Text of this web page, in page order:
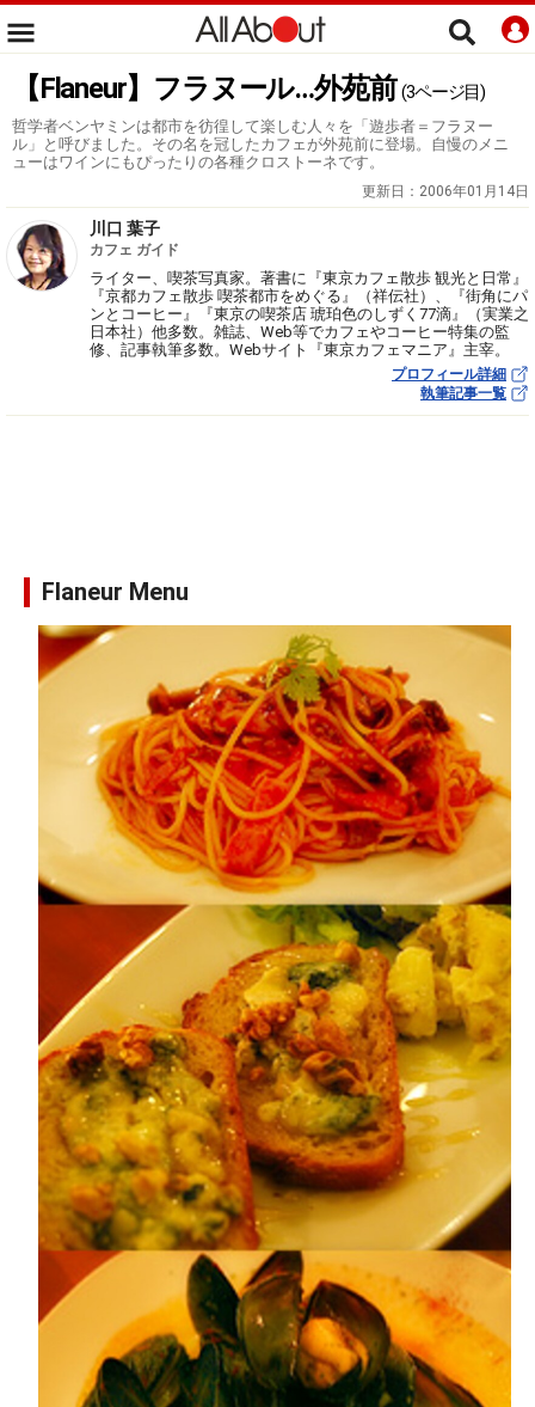
【Flaneur】フラヌール…外苑前 (3ページ目)
哲学者ベンヤミンは都市を彷徨して楽しむ人々を「遊歩者＝フラヌー
ル」と呼びました。その名を冠したカフェが外苑前に登場。自慢のメニ
ューはワインにもぴったりの各種クロストーネです。
更新日： 2006年01月14日
川口 葉子
カフェ ガイド
ライター、喫茶写真家。著書に『東京カフェ散歩 観光と日常』
『京都カフェ散歩 喫茶都市をめぐる』（祥伝社）、『街角にパ
ンとコーヒー』『東京の喫茶店 琥珀色のしずく77滴』（実業之
日本社）他多数。雑誌、Web等でカフェやコーヒー特集の監
修、記事執筆多数。Webサイト『東京カフェマニア』主宰。
プロフィール詳細
執筆記事一覧
Flaneur Menu